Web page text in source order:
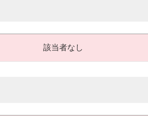
該当者なし